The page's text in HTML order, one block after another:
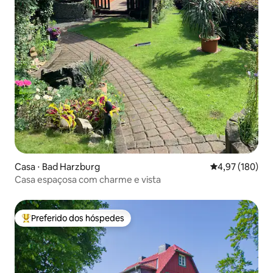
Casa ⋅ Bad Harzburg 4,97 de uma
4,97 (180)
Casa espaçosa com charme e vista
Entre os melhores preferidos dos hóspedes
Preferido dos hóspedes